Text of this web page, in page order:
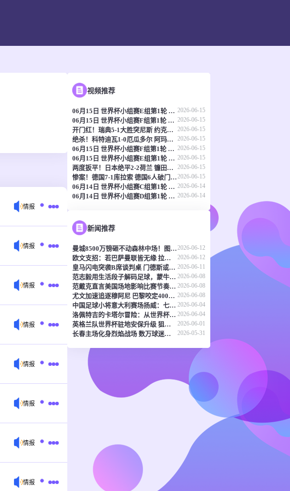
情报
情报
情报
情报
情报
情报
情报
情报
视频推荐
06月15日 世界杯小组赛E组第1轮 科特迪瓦vs厄瓜多尔 全场录像 2026-06-15
06月15日 世界杯小组赛F组第1轮 瑞典vs突尼斯 全场录像 2026-06-15
开门红！瑞典5-1大胜突尼斯 约克雷斯传射伊萨克1射2传阿亚里双响 2026-06-15
绝杀！科特迪瓦1-0厄瓜多尔 阿玛德制胜辛戈助攻 两队4中门框 2026-06-15
06月15日 世界杯小组赛F组第1轮 荷兰vs日本 全场录像 2026-06-15
06月15日 世界杯小组赛E组第1轮 德国vs库拉索 全场录像 2026-06-15
两度扳平！日本绝平2-2荷兰 镰田大地被动破门范戴克世界杯首球 2026-06-15
惨案！德国7-1库拉索 德国6人破门哈弗茨双响翁达夫替补1射2传2026-06-15
06月14日 世界杯小组赛C组第1轮 海地vs苏格兰 全场录像 2026-06-14
06月14日 世界杯小组赛D组第1轮 澳大利亚vs土耳其 全场录像 2026-06-14
新闻推荐
曼城8500万镑砸不动森林中场！图赫尔：天价转会传闻反倒成了安德森的兴奋剂2026-06-12
欧文支招：若巴萨曼联皆无缘 拉什福德或该考虑兵工厂 2026-06-12
皇马闪电突袭B席谈判桌 门德斯或成关键先生 2026-06-11
范志毅用生活段子解码足球，蒙牛真果粒《混世宝典》玩出新花样 2026-06-08
范戴克直言美国场地影响比赛节奏 橙衣军团蓄势待发剑指世界杯 2026-06-08
尤文加速追逐穆阿尼 巴黎咬定4000万欧元不放 2026-06-08
中国足球小将意大利赛场扬威：七连胜登顶，五球横扫北欧豪门！ 2026-06-04
洛佩特吉的卡塔尔冒险：从世界杯突围到直面豪强差距 2026-06-04
英格兰队世界杯驻地安保升级 狙击防线与无人机干扰枪严阵以待 2026-06-01
长春主场化身烈焰战场 数万球迷呐喊点燃东北德比 2026-05-31